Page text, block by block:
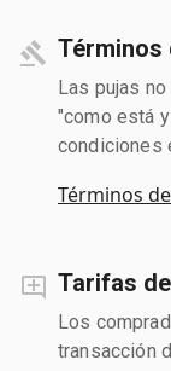
Términos
Las pujas
"como está
condiciones
Términos
Tarifas
Los
transacción